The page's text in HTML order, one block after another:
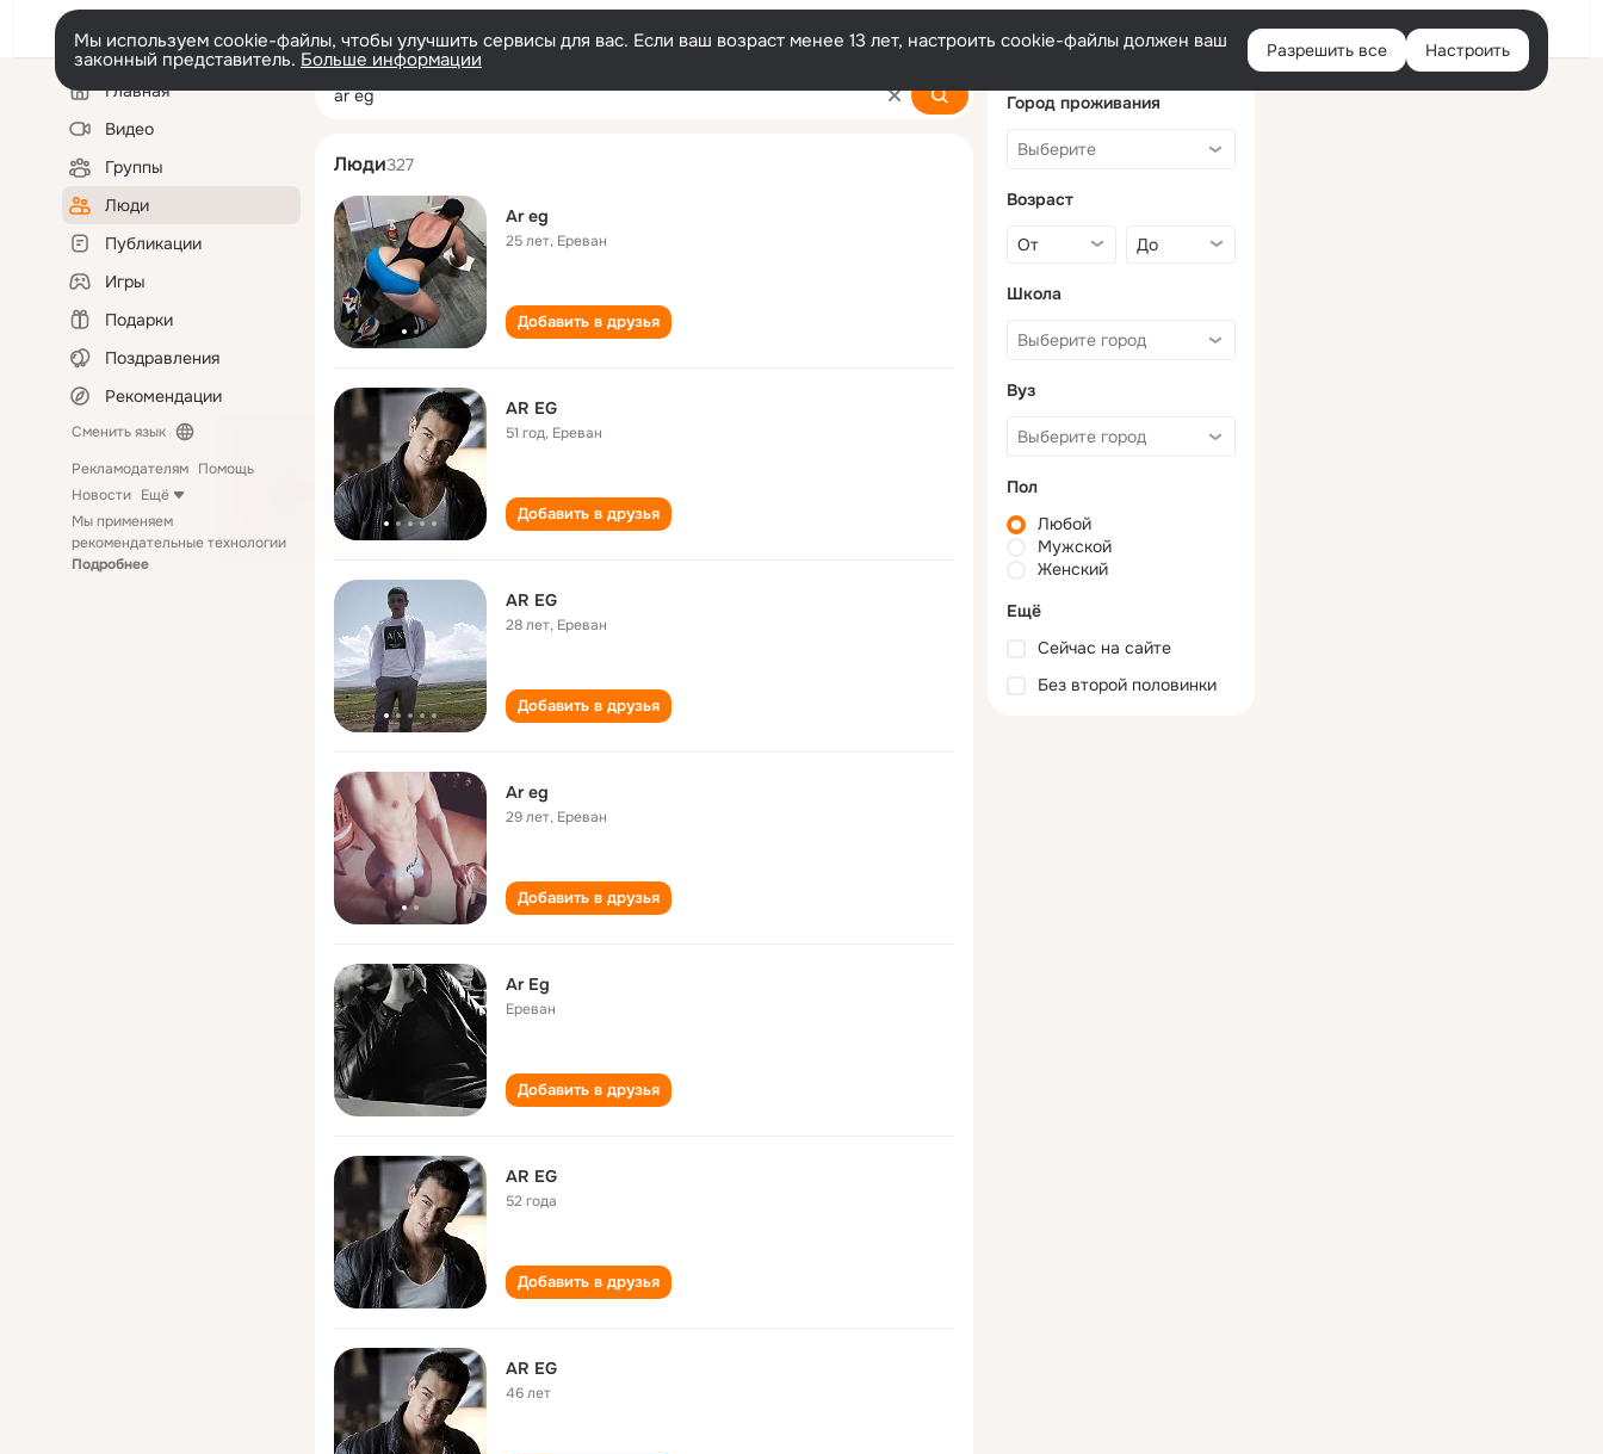
Войти
Мы используем cookie-файлы, чтобы улучшить сервисы для вас. Если ваш возраст менее 13 лет, настроить cookie-файлы должен ваш
законный представитель. Больше информации Разрешить все Настроить
Левая
колонкаГлавная
Видео
Группы
Люди
Публикации
Игры
Подарки
Поздравления
Рекомендации
Сменить язык
Рекламодателям Помощь
Новости Ещё
Мы применяем
рекомендательные технологии
Подробнее
ar eg
Люди327
Ar eg
25 лет, Ереван
Добавить в друзья
AR EG
51 год, Ереван
Добавить в друзья
AR EG
28 лет, Ереван
Добавить в друзья
Ar eg
29 лет, Ереван
Добавить в друзья
Ar Eg
Ереван
Добавить в друзья
AR EG
52 года
Добавить в друзья
AR EG
46 лет
Город проживания
Возраст
Школа
Вуз
Пол
Любой
Мужской
Женский
Ещё
Сейчас на сайте
Без второй половинки